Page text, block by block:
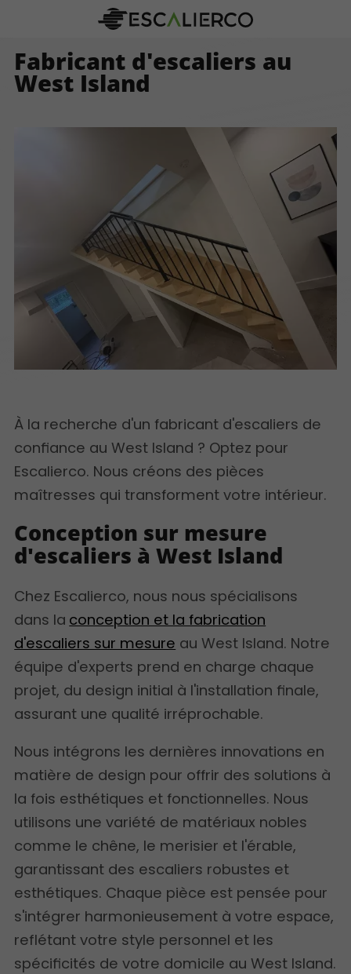
Fabricant d'escaliers au
West Island
À la recherche d'un fabricant d'escaliers de
confiance au West Island ? Optez pour
Escalierco. Nous créons des pièces
maîtresses qui transforment votre intérieur.
Conception sur mesure
d'escaliers à West Island
Chez Escalierco, nous nous spécialisons
dans la conception et la fabrication
d'escaliers sur mesure au West Island. Notre
équipe d'experts prend en charge chaque
projet, du design initial à l'installation finale,
assurant une qualité irréprochable.
Nous intégrons les dernières innovations en
matière de design pour offrir des solutions à
la fois esthétiques et fonctionnelles. Nous
utilisons une variété de matériaux nobles
comme le chêne, le merisier et l'érable,
garantissant des escaliers robustes et
esthétiques. Chaque pièce est pensée pour
s'intégrer harmonieusement à votre espace,
reflétant votre style personnel et les
spécificités de votre domicile au West Island.